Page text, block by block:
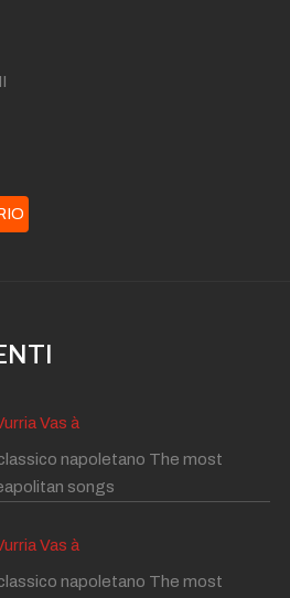
Vas à
napoletano The most
songs
Vas à
napoletano The most